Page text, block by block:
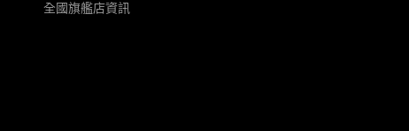
全國旗艦店資訊